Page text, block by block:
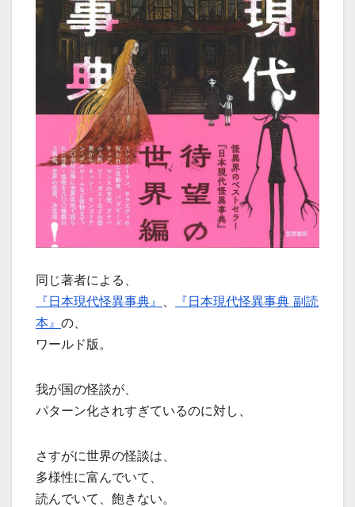
同じ著者による、
『日本現代怪異事典』
『日本現代怪異事典 副読
本』 の、
ワールド版。
我が国の怪談が、
パターン化されすぎているのに対し、
さすがに世界の怪談は、
多様性に富んでいて、
読んでいて、飽きない。